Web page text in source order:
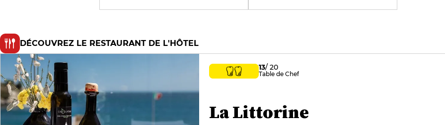
DÉCOUVREZ LE RESTAURANT DE L'HÔTEL
13/ 20
Table de Chef
La Littorine